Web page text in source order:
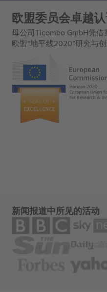
欧盟委员会卓越
母公司Ticombo GmbH凭
欧盟“地平线2020”研究与
新闻报道中所见的活动